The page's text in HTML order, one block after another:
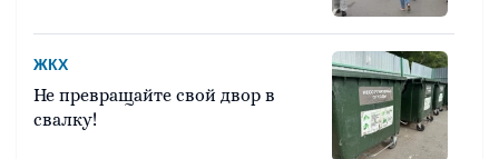
ЖКХ
Не превращайте свой двор в
свалку!